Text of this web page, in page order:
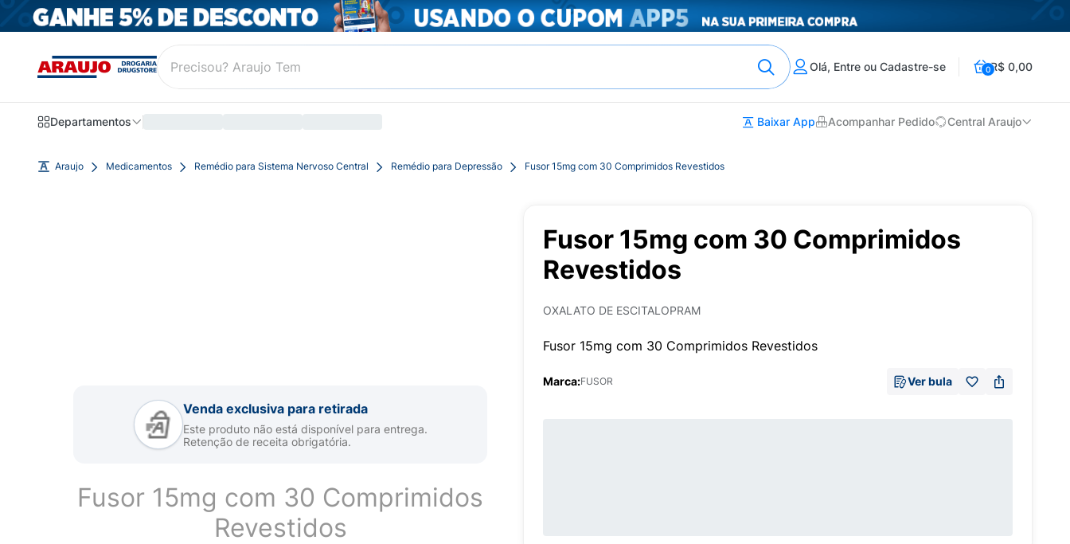
Olá, Entre ou Cadastre-se 0R$ 0,00
Departamentos Baixar App Acompanhar Pedido Central Araujo
Araujo Medicamentos Remédio para Sistema Nervoso Central Remédio para Depressão Fusor 15mg com 30 Comprimidos Revestidos
Venda exclusiva para retirada
Este produto não está disponível para entrega.
Retenção de receita obrigatória.
Fusor 15mg com 30 Comprimidos
Revestidos
Fusor 15mg com 30 Comprimidos
Revestidos
OXALATO DE ESCITALOPRAM
Fusor 15mg com 30 Comprimidos Revestidos
Marca:FUSOR Ver bula